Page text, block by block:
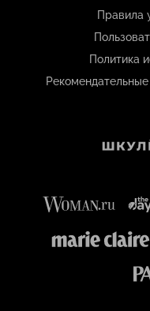
Правила
Политика
Рекомендательные